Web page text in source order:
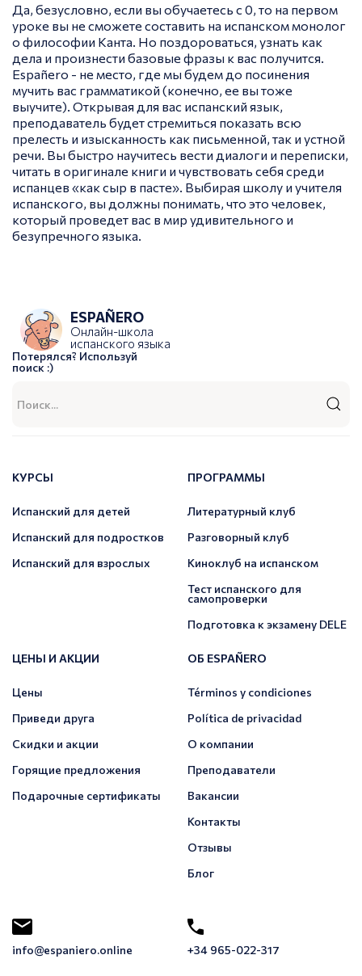
Да, безусловно, если вы обучаетесь с 0, то на первом
уроке вы не сможете составить на испанском монолог
о философии Канта. Но поздороваться, узнать как
дела и произнести базовые фразы к вас получится.
Españero - не место, где мы будем до посинения
мучить вас грамматикой (конечно, ее вы тоже
выучите). Открывая для вас испанский язык,
преподаватель будет стремиться показать всю
прелесть и изысканность как письменной, так и устной
речи. Вы быстро научитесь вести диалоги и переписки,
читать в оригинале книги и чувствовать себя среди
испанцев «как сыр в пасте». Выбирая школу и учителя
испанского, вы должны понимать, что это человек,
который проведет вас в мир удивительного и
безупречного языка.
ESPAÑERO
Онлайн-школа
испанского языка
Потерялся? Используй
поиск :)
КУРСЫ
Испанский для детей
Испанский для подростков
Испанский для взрослых
ПРОГРАММЫ
Литературный клуб
Разговорный клуб
Киноклуб на испанском
Тест испанского для
самопроверки
Подготовка к экзамену DELE
ЦЕНЫ И АКЦИИ
Цены
Приведи друга
Скидки и акции
Горящие предложения
Подарочные сертификаты
ОБ ESPAÑERO
Términos y condiciones
Política de privacidad
О компании
Преподаватели
Вакансии
Контакты
Отзывы
Блог
info@espaniero.online +34 965-022-317